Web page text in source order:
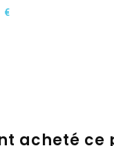
€
acheté